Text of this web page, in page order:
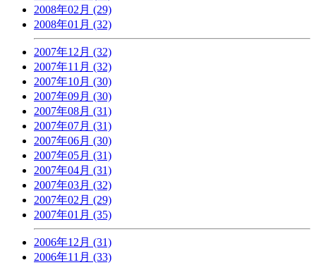
2008年02月 (29)
2008年01月 (32)
2007年12月 (32)
2007年11月 (32)
2007年10月 (30)
2007年09月 (30)
2007年08月 (31)
2007年07月 (31)
2007年06月 (30)
2007年05月 (31)
2007年04月 (31)
2007年03月 (32)
2007年02月 (29)
2007年01月 (35)
2006年12月 (31)
2006年11月 (33)